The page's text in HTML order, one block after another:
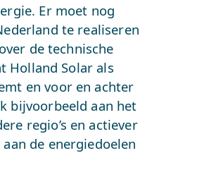
Er moet nog
te realiseren
de technische
Holland Solar als
en voor en achter
bijvoorbeeld aan het
regio’s en actiever
de energiedoelen